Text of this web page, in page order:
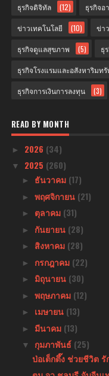
ธุรกิจดิจิทัล (12) ธุรกิจอ
ข่าวเทคโนโลยี (10) ข่า
ธุรกิจดูแลสุขภาพ (5) ธุ
ธุรกิจโรงแรมและอสังหาริมท
ธุรกิจการเงินการลงทุน (3)
READ BY MONTH
► 2026 (34)
▼ 2025 (260)
► ธันวาคม (17)
► พฤศจิกายน (21)
► ตุลาคม (31)
► กันยายน (28)
► สิงหาคม (28)
► กรกฎาคม (22)
► มิถุนายน (30)
► พฤษภาคม (12)
► เมษายน (13)
► มีนาคม (13)
▼ กุมภาพันธ์ (25)
ป่อเต็กตึ๊ง ช่วยชีวิต